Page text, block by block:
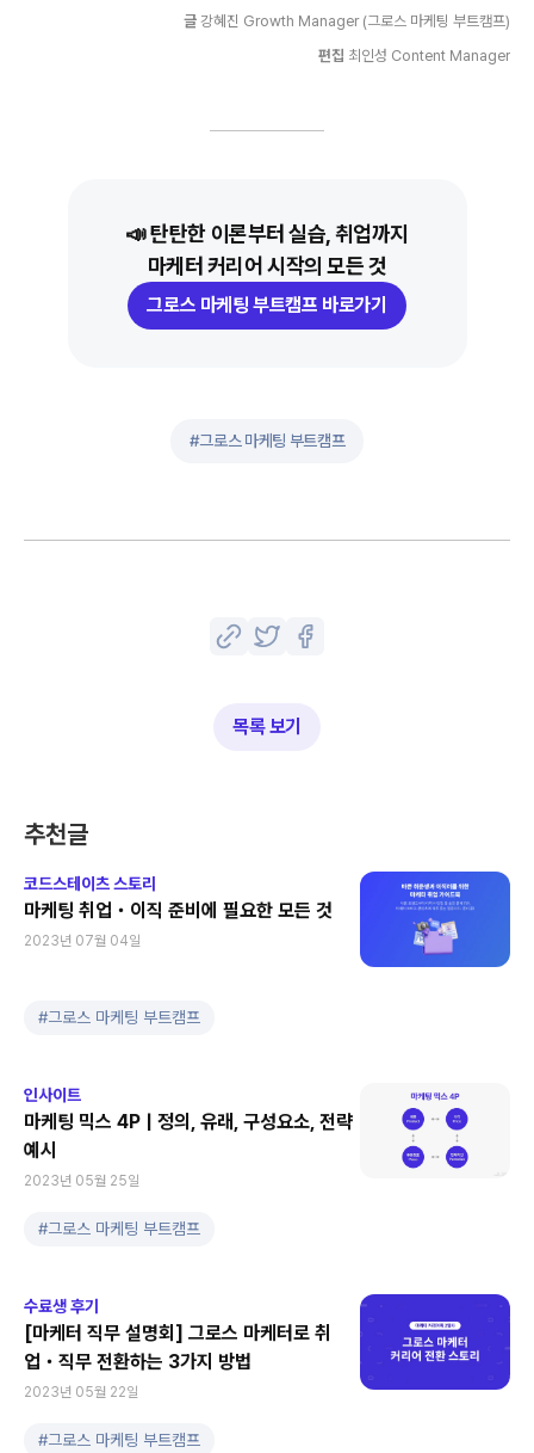
글 강혜진 Growth Manager (그로스 마케팅 부트캠프)
편집 최인성 Content Manager
📣 탄탄한 이론부터 실습, 취업까지
마케터 커리어 시작의 모든 것
그로스 마케팅 부트캠프 바로가기
#그로스 마케팅 부트캠프
목록 보기
추천글
코드스테이츠 스토리
마케팅 취업・이직 준비에 필요한 모든 것
2023년 07월 04일
#그로스 마케팅 부트캠프
인사이트
마케팅 믹스 4P | 정의, 유래, 구성요소, 전략
예시
2023년 05월 25일
#그로스 마케팅 부트캠프
수료생 후기
[마케터 직무 설명회] 그로스 마케터로 취
업・직무 전환하는 3가지 방법
2023년 05월 22일
#그로스 마케팅 부트캠프